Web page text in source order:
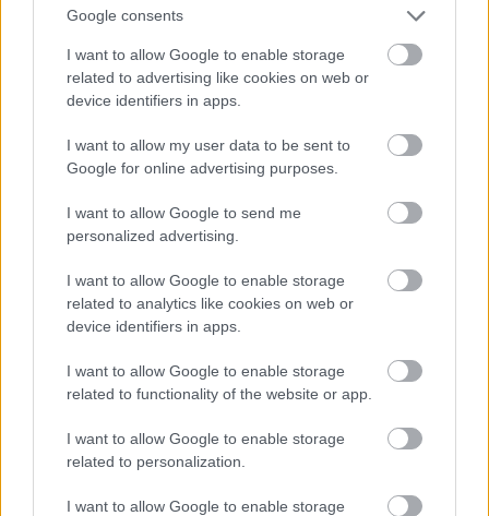
Google consents
I want to allow Google to enable storage
related to advertising like cookies on web or
device identifiers in apps.
I want to allow my user data to be sent to
Google for online advertising purposes.
I want to allow Google to send me
personalized advertising.
I want to allow Google to enable storage
related to analytics like cookies on web or
device identifiers in apps.
I want to allow Google to enable storage
related to functionality of the website or app.
I want to allow Google to enable storage
related to personalization.
I want to allow Google to enable storage
Jön még kép!